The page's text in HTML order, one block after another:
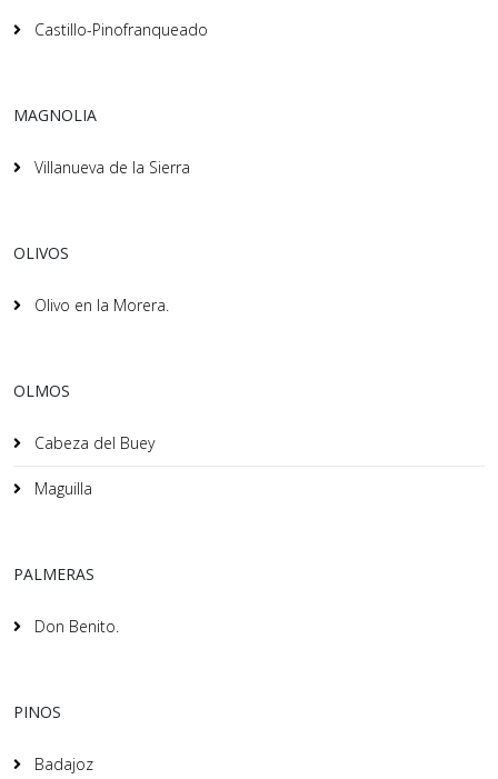
Castillo-Pinofranqueado
MAGNOLIA
Villanueva de la Sierra
OLIVOS
Olivo en la Morera.
OLMOS
Cabeza del Buey
Maguilla
PALMERAS
Don Benito.
PINOS
Badajoz